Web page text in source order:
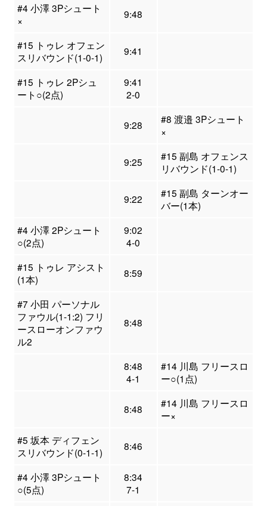
#4 小澤 3Pシュート
×
9:48
#15 トゥレ オフェン
スリバウンド(1-0-1)
9:41
#15 トゥレ 2Pシュ
ート○(2点)
9:41
2-0
9:28
#8 渡邉 3Pシュート
×
9:25
#15 副島 オフェンス
リバウンド(1-0-1)
9:22
#15 副島 ターンオー
バー(1本)
#4 小澤 2Pシュート
○(2点)
9:02
4-0
#15 トゥレ アシスト
(1本)
8:59
#7 小田 パーソナル
ファウル(1-1:2) フリ
ースローオンファウ
ル2
8:48
8:48
4-1
#14 川島 フリースロ
ー○(1点)
8:48
#14 川島 フリースロ
ー×
#5 坂本 ディフェン
スリバウンド(0-1-1)
8:46
#4 小澤 3Pシュート
○(5点)
8:34
7-1